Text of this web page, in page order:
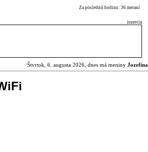
Za poslednú hodinu: 36 meraní
inzercia
Štvrtok, 6. augusta 2026, dnes má meniny Jozefína